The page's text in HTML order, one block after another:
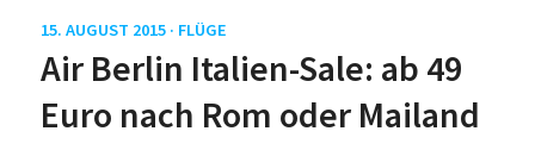
15. AUGUST 2015 · FLÜGE
Air Berlin Italien-Sale: ab 49
Euro nach Rom oder Mailand